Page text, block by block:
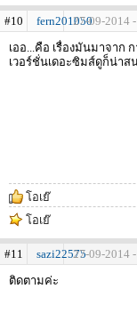
#10 fern20105027-09-2014
เออ...คือ เรื่องมันมาจาก
เวอร์ชั่นเดอะซิมส์ดูก็น่าส
โอเย๊
โอเย๊
#11 sazi2257527-09-2014
ติดตามค่ะ